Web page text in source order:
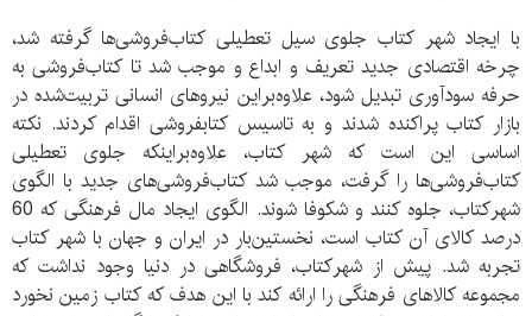
با ایجاد شهر کتاب جلوی سیل تعطیلی کتاب‌فروشی‌ها گرفته شد،
چرخه اقتصادی جدید تعریف و ابداع و موجب شد تا کتاب‌‌فروشی به
حرفه سود‌آوری تبدیل شود، علاوه‌‌براین نیرو‌های انسانی تربیت‌شده در
بازار کتاب پراکنده شدند و به تاسیس کتابفروشی اقدام کردند. نکته
اساسی این است که شهر کتاب، علاوه‌براینکه جلوی تعطیلی
کتاب‌فروشی‌ها را گرفت، موجب شد کتاب‌فروشی‌های جدید با الگوی
شهرکتاب، جلوه کنند و شکوفا شوند. الگوی ایجاد مال فرهنگی که 60
درصد کالا‌ی آن کتاب است، نخستین‌بار در ایران و جهان با شهر کتاب
تجربه شد. پیش از شهرکتاب، فروشگاهی در دنیا وجود نداشت که
مجموعه کالا‌های فرهنگی را ارائه کند با این هدف که کتاب زمین نخورد